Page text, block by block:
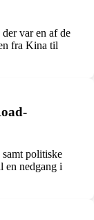
var en af de
fra Kina til
politiske
en nedgang i